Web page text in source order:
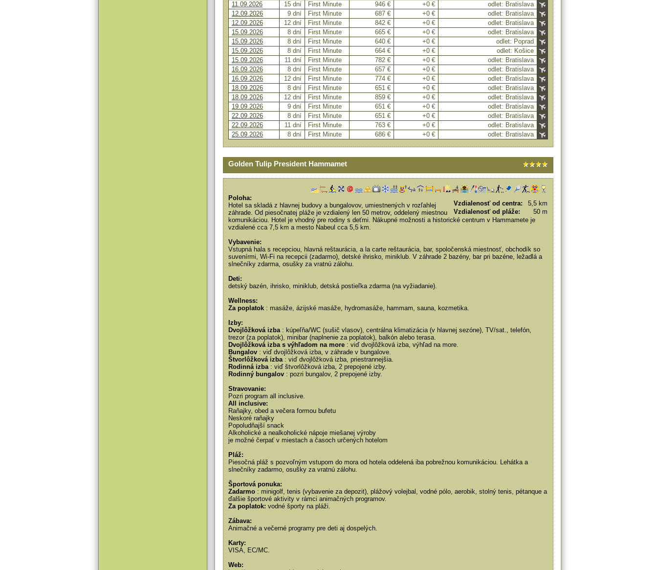
11.09.2026
15 dní First Minute 946 € +0 €
odlet: Bratislava
12.09.2026
9 dní First Minute 687 € +0 €
odlet: Bratislava
12.09.2026
12 dní First Minute 842 € +0 €
odlet: Bratislava
15.09.2026
8 dní First Minute 665 € +0 €
odlet: Bratislava
15.09.2026
8 dní First Minute 640 € +0 €
odlet: Poprad
15.09.2026
8 dní First Minute 664 € +0 €
odlet: Košice
15.09.2026
11 dní First Minute 782 € +0 €
odlet: Bratislava
16.09.2026
8 dní First Minute 657 € +0 €
odlet: Bratislava
16.09.2026
12 dní First Minute 774 € +0 €
odlet: Bratislava
18.09.2026
8 dní First Minute 651 € +0 €
odlet: Bratislava
18.09.2026
12 dní First Minute 859 € +0 €
odlet: Bratislava
19.09.2026
9 dní First Minute 651 € +0 €
odlet: Bratislava
22.09.2026
8 dní First Minute 651 € +0 €
odlet: Bratislava
22.09.2026
11 dní First Minute 763 € +0 €
odlet: Bratislava
25.09.2026
8 dní First Minute 686 € +0 € odlet: Bratislava
Golden Tulip President Hammamet
Vzdialenosť od centra:
5,5 km
Vzdialenosť od pláže:
50 m
Poloha:
Hotel sa skladá z hlavnej budovy a bungalovov, umiestnených v rozľahlej
záhrade. Od piesočnatej pláže je vzdialený len 50 metrov, oddelený miestnou
komunikáciou. Hotel je vhodný pre rodiny s deťmi. Nákupné možnosti a historické centrum v Hammamete je
vzdialené cca 7,5 km a mesto Nabeul cca 5,5 km.
Vybavenie:
Vstupná hala s recepciou, hlavná reštaurácia, a la carte reštaurácia, bar, spoločenská miestnosť, obchodík so
suvenírmi, Wi-Fi na recepcii (zadarmo), detské ihrisko, miniklub. V záhrade 2 bazény, bar pri bazéne, ležadlá a
slnečníky zdarma, osušky za vratnú zálohu.
Deti:
detský bazén, ihrisko, miniklub, detská postieľka zdarma (na vyžiadanie).
Wellness:
Za poplatok : masáže, ázijské masáže, hydromasáže, hammam, sauna, kozmetika.
Izby:
Dvojlôžková izba: kúpeľňa/WC (sušič vlasov), centrálna klimatizácia (v hlavnej sezóne), TV/sat., telefón,
trezor (za poplatok), minibar (naplnenie za poplatok), balkón alebo terasa.
Dvojlôžková izba s výhľadom na more : viď dvojlôžková izba, výhľad na more.
Bungalov : viď dvojlôžková izba, v záhrade v bungalove.
Štvorlôžková izba: viď dvojlôžková izba, priestrannejšia.
Rodinná izba: viď štvorlôžková izba, 2 prepojené izby.
Rodinný bungalov : pozri bungalov, 2 prepojené izby.
Stravovanie:
Pozri program all inclusive.
All inclusive:
Raňajky, obed a večera formou bufetu
Neskoré raňajky
Popoludňajší snack
Alkoholické a nealkoholické nápoje miešanej výroby
je možné čerpať v miestach a časoch určených hotelom
Pláž:
Piesočná pláž s pozvoľným vstupom do mora od hotela oddelená iba pobrežnou komunikáciou. Lehátka a
slnečníky zadarmo, osušky za vratnú zálohu.
Športová ponuka:
Zadarmo : minigolf, tenis (vybavenie za depozit), plážový volejbal, vodné pólo, aerobik, stolný tenis, pétanque a
ďalšie športové aktivity v rámci animačných programov.
Za poplatok: vodné športy na pláži.
Zábava:
Animačné a večerné programy pre deti aj dospelých.
Karty:
VISA, EC/MC.
Web: